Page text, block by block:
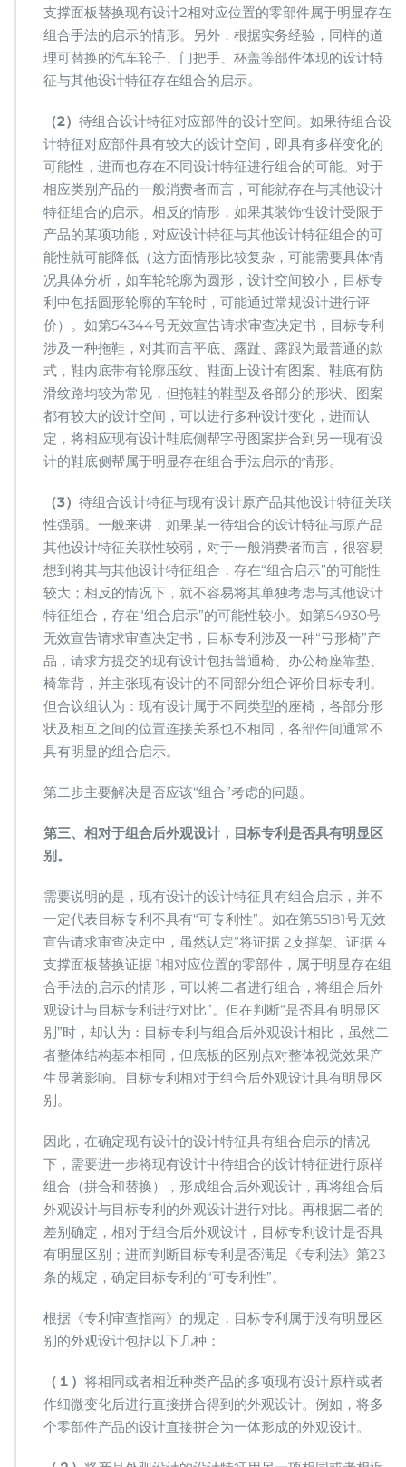
支撑面板替换现有设计2相对应位置的零部件属于明显存在
组合手法的启示的情形。另外，根据实务经验，同样的道
理可替换的汽车轮子、门把手、杯盖等部件体现的设计特
征与其他设计特征存在组合的启示。
（2） 待组合设计特征对应部件的设计空间。如果待组合设
计特征对应部件具有较大的设计空间，即具有多样变化的
可能性，进而也存在不同设计特征进行组合的可能。对于
相应类别产品的一般消费者而言，可能就存在与其他设计
特征组合的启示。相反的情形，如果其装饰性设计受限于
产品的某项功能，对应设计特征与其他设计特征组合的可
能性就可能降低（这方面情形比较复杂，可能需要具体情
况具体分析，如车轮轮廓为圆形，设计空间较小，目标专
利中包括圆形轮廓的车轮时，可能通过常规设计进行评
价）。如第54344号无效宣告请求审查决定书，目标专利
涉及一种拖鞋，对其而言平底、露趾、露跟为最普通的款
式，鞋内底带有轮廓压纹、鞋面上设计有图案、鞋底有防
滑纹路均较为常见，但拖鞋的鞋型及各部分的形状、图案
都有较大的设计空间，可以进行多种设计变化，进而认
定，将相应现有设计鞋底侧帮字母图案拼合到另一现有设
计的鞋底侧帮属于明显存在组合手法启示的情形。
（3） 待组合设计特征与现有设计原产品其他设计特征关联
性强弱。一般来讲，如果某一待组合的设计特征与原产品
其他设计特征关联性较弱，对于一般消费者而言，很容易
想到将其与其他设计特征组合，存在“组合启示”的可能性
较大；相反的情况下，就不容易将其单独考虑与其他设计
特征组合，存在“组合启示”的可能性较小。如第54930号
无效宣告请求审查决定书，目标专利涉及一种“弓形椅”产
品，请求方提交的现有设计包括普通椅、办公椅座靠垫、
椅靠背，并主张现有设计的不同部分组合评价目标专利。
但合议组认为：现有设计属于不同类型的座椅，各部分形
状及相互之间的位置连接关系也不相同，各部件间通常不
具有明显的组合启示。
第二步主要解决是否应该“组合”考虑的问题。
第三、相对于组合后外观设计，目标专利是否具有明显区
别。
需要说明的是，现有设计的设计特征具有组合启示，并不
一定代表目标专利不具有“可专利性”。如在第55181号无效
宣告请求审查决定中，虽然认定“将证据 2支撑架、证据 4
支撑面板替换证据 1相对应位置的零部件，属于明显存在组
合手法的启示的情形，可以将二者进行组合，将组合后外
观设计与目标专利进行对比”。但在判断“是否具有明显区
别”时，却认为：目标专利与组合后外观设计相比，虽然二
者整体结构基本相同，但底板的区别点对整体视觉效果产
生显著影响。目标专利相对于组合后外观设计具有明显区
别。
因此，在确定现有设计的设计特征具有组合启示的情况
下，需要进一步将现有设计中待组合的设计特征进行原样
组合（拼合和替换），形成组合后外观设计，再将组合后
外观设计与目标专利的外观设计进行对比。再根据二者的
差别确定，相对于组合后外观设计，目标专利设计是否具
有明显区别；进而判断目标专利是否满足《专利法》第23
条的规定，确定目标专利的“可专利性”。
根据《专利审查指南》的规定，目标专利属于没有明显区
别的外观设计包括以下几种：
（１） 将相同或者相近种类产品的多项现有设计原样或者
作细微变化后进行直接拼合得到的外观设计。例如，将多
个零部件产品的设计直接拼合为一体形成的外观设计。